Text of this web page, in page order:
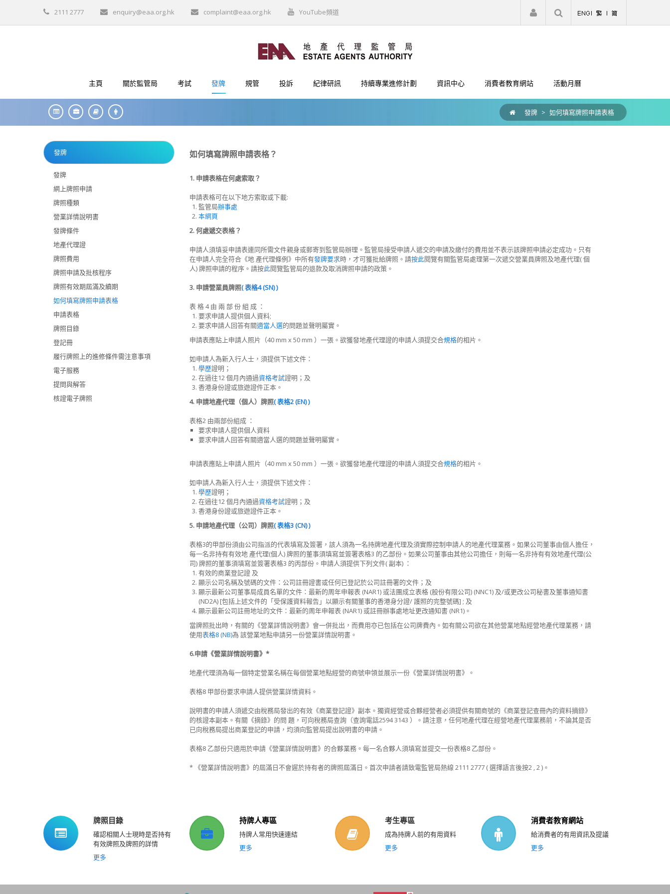
2111 2777 enquiry@eaa.org.hk complaint@eaa.org.hk YouTube頻道 註冊 登入
主頁 關於監管局 考試 發牌 規管 投訴 紀律研訊 持續專業進修計劃 資訊中心 消費者教育網站 活動月曆
發牌 > 如何填寫牌照申請表格
發牌
發牌
網上牌照申請
牌照種類
營業詳情說明書
發牌條件
地產代理證
牌照費用
牌照申請及批核程序
牌照有效期屆滿及續期
如何填寫牌照申請表格
申請表格
牌照目錄
登記冊
履行牌照上的進修條件需注意事項
電子服務
提問與解答
核證電子牌照
如何填寫牌照申請表格？
1. 申請表格在何處索取？
申請表格可在以下地方索取或下載:
監管局辦事處
本網頁
2. 何處遞交表格？
申請人須填妥申請表連同所需文件親身或郵寄到監管局辦理。監管局接受申請人遞交的申請及繳付的費用並不表示該牌照申請必定成功。只有
在申請人完全符合《地 產代理條例》中所有發牌要求時，才可獲批給牌照。請按此閱覽有關監管局處理第一次遞交營業員牌照及地產代理( 個
人) 牌照申請的程序。請按此閱覽監管局的退款及取消牌照申請的政策。
3. 申請營業員牌照( 表格4 (SN) )
表 格 4 由 兩 部 份 組 成 ：
要求申請人提供個人資料;
要求申請人回答有關適當人選的問題並聲明屬實。
申請表應貼上申請人照片（40 mm x 50 mm ）一張。欲獲發地產代理證的申請人須提交合規格的相片。
如申請人為新入行人士，須提供下述文件：
學歷證明；
在過往12 個月內通過資格考試證明；及
香港身份證或旅遊證件正本。
4. 申請地產代理（個人）牌照( 表格2 (EN) )
表格2 由兩部份組成 ：
要求申請人提供個人資料
要求申請人回答有關適當人選的問題並聲明屬實。
申請表應貼上申請人照片（40 mm x 50 mm ）一張。欲獲發地產代理證的申請人須提交合規格的相片。
如申請人為新入行人士，須提供下述文件：
學歷證明；
在過往12 個月內通過資格考試證明；及
香港身份證或旅遊證件正本。
5. 申請地產代理（公司）牌照( 表格3 (CN) )
表格3的甲部份須由公司指派的代表填寫及簽署，該人須為一名持牌地產代理及須實際控制申請人的地產代理業務。如果公司董事由個人擔任，
每一名非持有有效地 產代理(個人) 牌照的董事須填寫並簽署表格3 的乙部份。如果公司董事由其他公司擔任，則每一名非持有有效地產代理(公
司) 牌照的董事須填寫並簽署表格3 的丙部份。申請人須提供下列文件( 副本) ：
有效的商業登記證 及
顯示公司名稱及號碼的文件：公司註冊證書或任何已登記於公司註冊署的文件；及
顯示最新公司董事局成員名單的文件：最新的周年申報表 (NAR1) 或法團成立表格 (股份有限公司) (NNC1) 及/或更改公司秘書及董事通知書
(ND2A) [包括上述文件的「受保護資料報告」以顯示有關董事的香港身分證/ 護照的完整號碼] ; 及
顯示最新公司註冊地址的文件：最新的周年申報表 (NAR1) 或註冊辦事處地址更改通知書 (NR1)。
當牌照批出時，有關的《營業詳情說明書》會一併批出，而費用亦已包括在公司牌費內。如有關公司欲在其他營業地點經營地產代理業務，請
使用表格8 (NB)為 該營業地點申請另一份營業詳情說明書。
6.申請《營業詳情說明書》*
地產代理須為每一個特定營業名稱在每個營業地點經營的商號申領並展示一份《營業詳情說明書》。
表格8 甲部份要求申請人提供營業詳情資料。
說明書的申請人須遞交由稅務局發出的有效《商業登記證》副本。獨資經營或合夥經營者必須提供有關商號的《商業登記查冊內的資料摘錄》
的核證本副本。有關《摘錄》的問 題，可向稅務局查詢（查詢電話2594 3143 ）。請注意，任何地產代理在經營地產代理業務前，不論其是否
已向稅務局提出商業登記的申請，均須向監管局提出說明書的申請。
表格8 乙部份只適用於申請《營業詳情說明書》的合夥業務。每一名合夥人須填寫並提交一份表格8 乙部份。
* 《營業詳情說明書》的屆滿日不會遲於持有者的牌照屆滿日。首次申請者請致電監管局熱線 2111 2777 ( 選擇語言後按2 , 2 )。
牌照目錄
確認相關人士現時是否持有
有效牌照及牌照的詳情
更多
持牌人專區
持牌人常用快速連結
更多
考生專區
成為持牌人前的有用資料
更多
消費者教育網站
給消費者的有用資訊及提議
更多